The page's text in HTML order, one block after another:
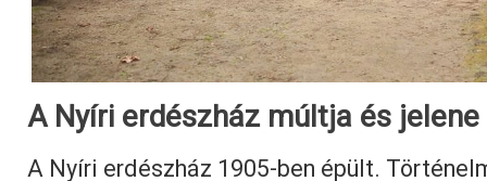
A Nyíri erdészház múltja és jelene
A Nyíri erdészház 1905-ben épült.